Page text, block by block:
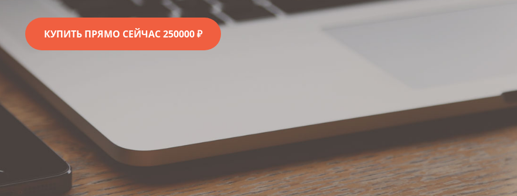
КУПИТЬ ПРЯМО СЕЙЧАС 250000 ₽